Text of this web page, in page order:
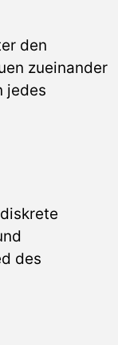
den
zueinander
jedes
des